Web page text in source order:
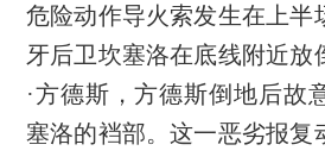
危险动作导火索发生在上半
牙后卫坎塞洛在底线附近放
·方德斯，方德斯倒地后故
塞洛的裆部。这一恶劣报复